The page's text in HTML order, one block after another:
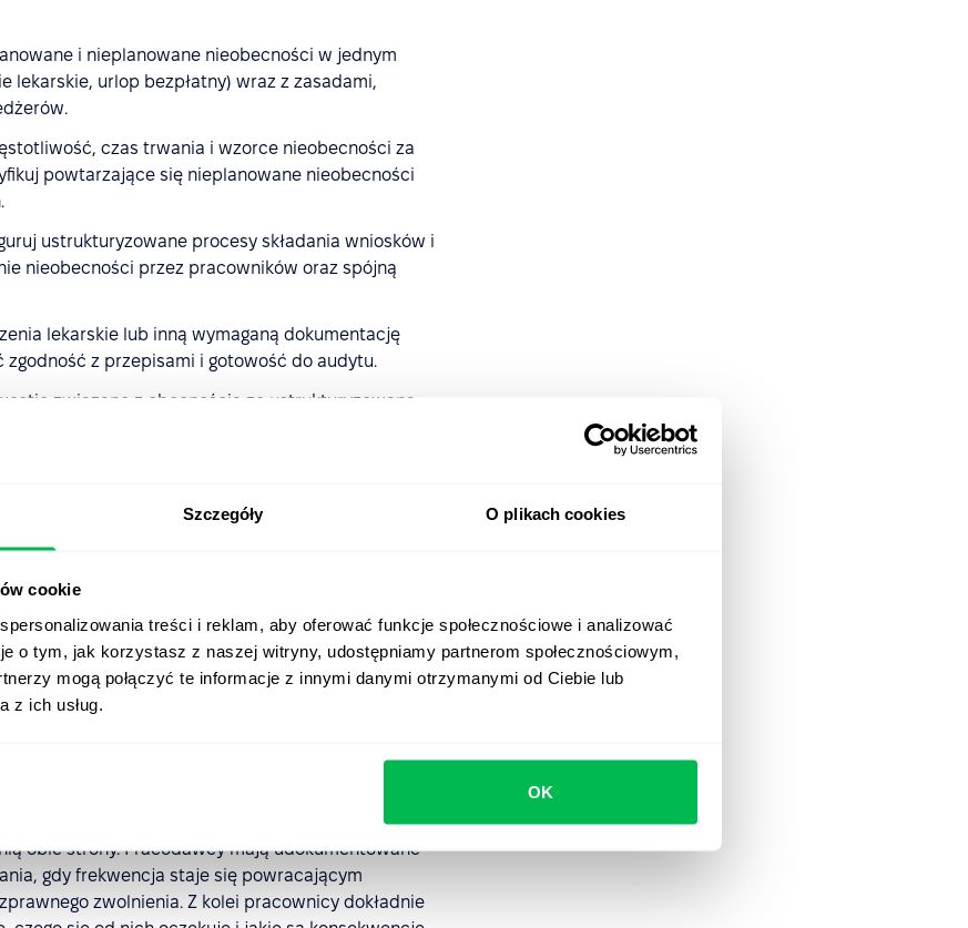
Szczegóły O plikach cookies
cookie
treści i reklam, aby oferować funkcje społecznościowe i analizować
o tym, jak korzystasz z naszej witryny, udostępniamy partnerom społecznościowym,
mogą połączyć te informacje z innymi danymi otrzymanymi od Ciebie lub
z ich usług.
OK
i nieplanowane nieobecności w jednym
lekarskie, urlop bezpłatny) wraz z zasadami,
czas trwania i wzorce nieobecności za
powtarzające się nieplanowane nieobecności
ustrukturyzowane procesy składania wniosków i
nieobecności przez pracowników oraz spójną
lekarskie lub inną wymaganą dokumentację
z przepisami i gotowość do audytu.
związane z obecnością ze ustrukturyzowaną
wydajności (PIP), zapewniając scentralizowaną i
wypalenie zawodowe, problemy z morale
się do wyższych wskaźników absencji.
i śledzenie wyników w jednej platformie,
zasad dotyczących absencji, a
związanych z kadrą.
absencji
obie strony. Pracodawcy mają udokumentowane
gdy frekwencja staje się powracającym
zwolnienia. Z kolei pracownicy dokładnie